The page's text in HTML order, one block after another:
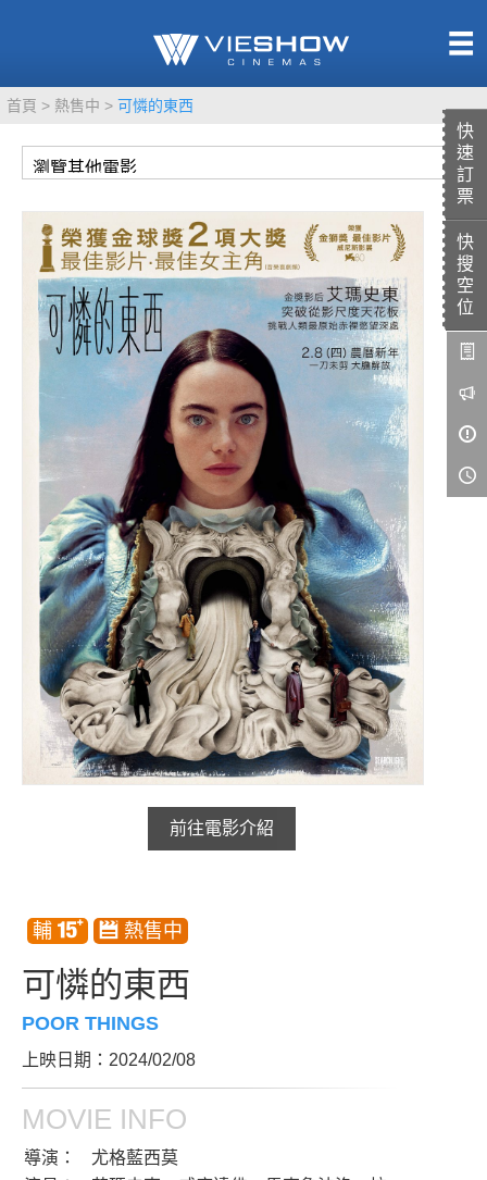
快
速
訂
票
快
搜
空
位
首頁 熱售中 可憐的東西
前往電影介紹
可憐的東西
POOR THINGS
上映日期：2024/02/08
MOVIE INFO
導演：
尤格藍西莫
TITAN SCREEN
MUCROWN
IMAX
4DX
VR 演唱會
GOLD CLASS
AD口述影像
LIVE演唱會
影城餐飲
UNICORN
影城公告
影城活動
中獎名單
合作夥伴
商家介紹
加入iShow
會員Q&A